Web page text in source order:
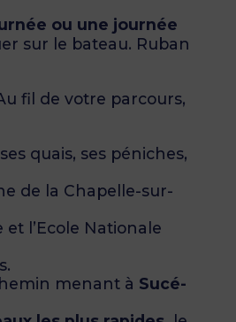
ou une journée
sur le bateau. Ruban
fil de votre parcours,
quais, ses péniches,
de la Chapelle-sur-
l’Ecole Nationale
menant à Sucé-